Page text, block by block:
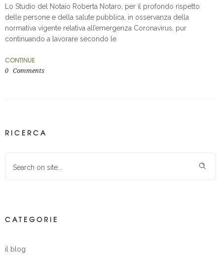
Lo Studio del Notaio Roberta Notaro, per il profondo rispetto
delle persone e della salute pubblica, in osservanza della
normativa vigente relativa all’emergenza Coronavirus, pur
continuando a lavorare secondo le
CONTINUE
0 Comments
RICERCA
CATEGORIE
il blog